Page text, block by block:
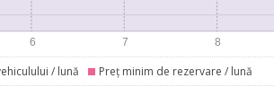
/ lună Preț minim de rezervare / lună